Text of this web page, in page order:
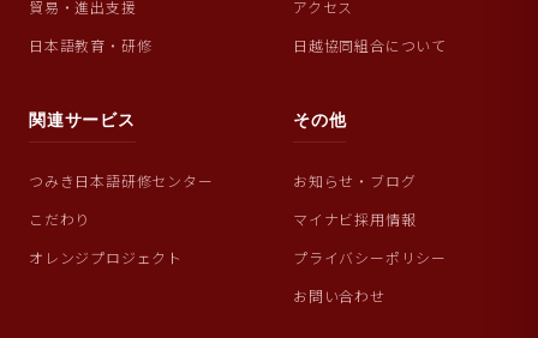
貿易・進出支援
日本語教育・研修
アクセス
日越協同組合について
関連サービス
つみき日本語研修センター
こだわり
オレンジプロジェクト
その他
お知らせ・ブログ
マイナビ採用情報
プライバシーポリシー
お問い合わせ